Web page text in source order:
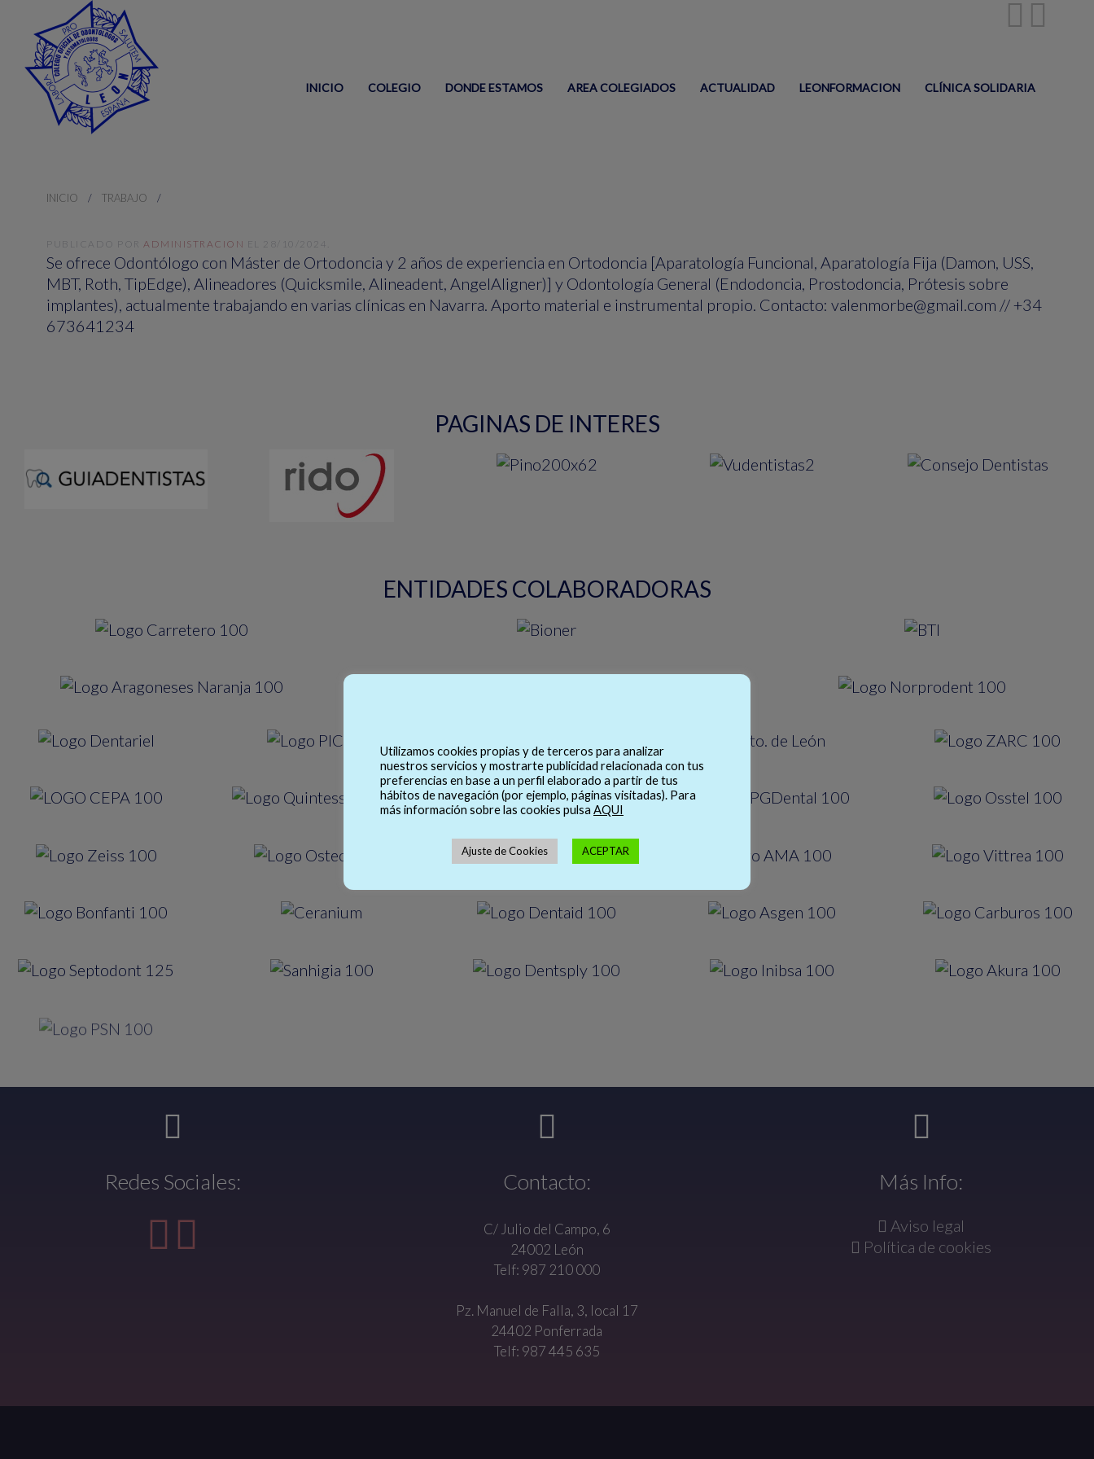
INICIO COLEGIO DONDE ESTAMOS AREA COLEGIADOS ACTUALIDAD LEONFORMACION CLÍNICA SOLIDARIA
INICIO TRABAJO
PUBLICADO POR ADMINISTRACION EL 28/10/2024
Se ofrece Odontólogo con Máster de Ortodoncia y 2 años de experiencia en Ortodoncia [Aparatología Funcional, Aparatología Fija (Damon, USS,
MBT, Roth, TipEdge), Alineadores (Quicksmile, Alineadent, AngelAligner)] y Odontología General (Endodoncia, Prostodoncia, Prótesis sobre
implantes), actualmente trabajando en varias clínicas en Navarra. Aporto material e instrumental propio. Contacto: valenmorbe@gmail.com // +34
673641234
PAGINAS DE INTERES
ENTIDADES COLABORADORAS
Redes Sociales: Contacto:
C/ Julio del Campo, 6
24002 León
Telf: 987 210 000
Pz. Manuel de Falla, 3, local 17
24402 Ponferrada
Telf: 987 445 635
Más Info:
Aviso legal
Política de cookies
Utilizamos cookies propias y de terceros para analizar
nuestros servicios y mostrarte publicidad relacionada con tus
preferencias en base a un perfil elaborado a partir de tus
hábitos de navegación (por ejemplo, páginas visitadas). Para
más información sobre las cookies pulsa AQUI
Ajuste de Cookies ACEPTAR